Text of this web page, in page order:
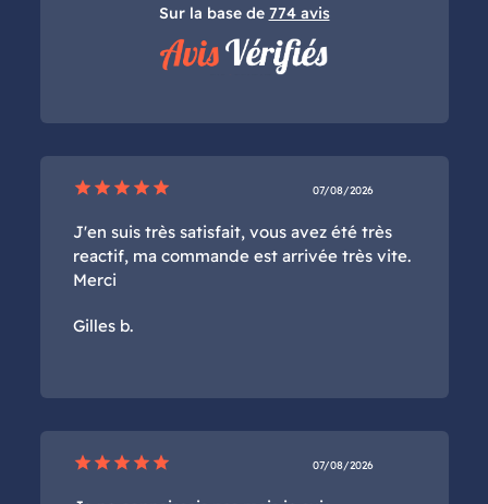
Sur la base de 774 avis
star star star star star 07/08/2026
J'en suis très satisfait, vous avez été très
reactif, ma commande est arrivée très vite.
Merci
Gilles b.
star star star star star 07/08/2026